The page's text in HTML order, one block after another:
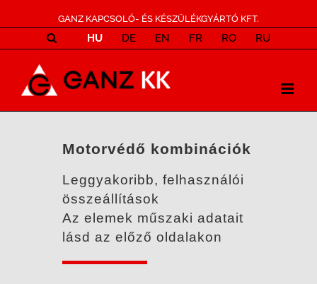
GANZ KAPCSOLÓ- ÉS KÉSZÜLÉKGYÁRTÓ KFT.
HU DE EN FR RO RU
Motorvédő kombinációk
Leggyakoribb, felhasználói
összeállítások
Az elemek műszaki adatait
lásd az előző oldalakon